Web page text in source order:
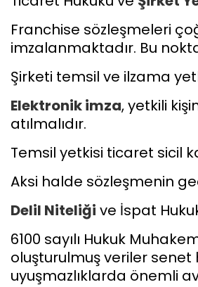
Franchise sözleşmeleri
imzalanmaktadır. Bu
Şirketi temsil ve ilzama
Elektronik imza, yetkili
atılmalıdır.
Temsil yetkisi ticaret sicil
Aksi halde sözleşmenin
Delil Niteliği ve İspat
6100 sayılı Hukuk
oluşturulmuş veriler
uyuşmazlıklarda önemli